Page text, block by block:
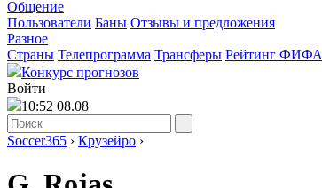
Общение
Пользователи Баны Отзывы и предложения
Разное
Страны Телепрограмма Трансферы Рейтинг ФИФА
Конкурс прогнозов
Войти
10:52 08.08
Soccer365 › Крузейро ›